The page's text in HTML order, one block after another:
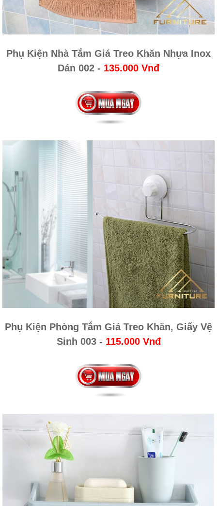
Phụ Kiện Nhà Tắm Giá Treo Khăn Nhựa Inox
Dán 002 - 135.000 Vnđ
Phụ Kiện Phòng Tắm Giá Treo Khăn, Giấy Vệ
Sinh 003 - 115.000 Vnđ